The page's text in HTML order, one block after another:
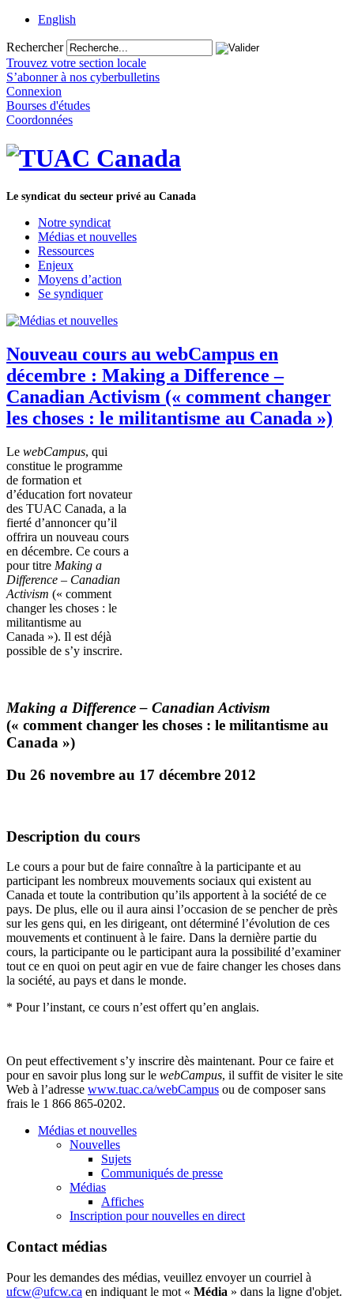
English
Rechercher
Trouvez votre section locale
S’abonner à nos cyberbulletins
Connexion
Bourses d'études
Coordonnées
Le syndicat du secteur privé au Canada
Notre syndicat
Médias et nouvelles
Ressources
Enjeux
Moyens d’action
Se syndiquer
Nouveau cours au webCampus en
décembre : Making a Difference –
Canadian Activism (« comment changer
les choses : le militantisme au Canada »)
Le webCampus, qui
constitue le programme
de formation et
d’éducation fort novateur
des TUAC Canada, a la
fierté d’annoncer qu’il
offrira un nouveau cours
en décembre. Ce cours a
pourtitre Making a
Difference – Canadian
Activism (« comment
changer les choses : le
militantisme au
Canada »). Il est déjà
possible de s’y inscrire.
Making a Difference – Canadian Activism
(« comment changer les choses : le militantisme au
Canada »)
Du 26 novembre au 17 décembre 2012
Description du cours
Le cours a pour but de faire connaître à la participante et au
participant les nombreux mouvements sociaux qui existent au
Canada et toute la contribution qu’ils apportent à la société de ce
pays. De plus, elle ou il aura ainsi l’occasion de se pencherde près
surles gens qui, en les dirigeant, ont déterminé l’évolution de ces
mouvements et continuent à le faire. Dans la dernière partie du
cours, la participante ou le participant aura la possibilité d’examiner
tout ce en quoi on peut agiren vue de faire changer les choses dans
la société, au pays et dans le monde.
* Pourl’instant, ce cours n’est offert qu’en anglais.
On peut effectivement s’y inscrire dès maintenant. Pource faire et
pour en savoir plus long surle webCampus, il suffit de visiterle site
Web à l’adresse www.tuac.ca/webCampus ou de composer sans
frais le 1 866 865-0202.
Médias et nouvelles
Nouvelles
Sujets
Communiqués de presse
Médias
Affiches
Inscription pour nouvelles en direct
Contact médias
Pour les demandes des médias, veuillez envoyer un courriel à
ufcw@ufcw.ca en indiquant le mot « Média » dans la ligne d'objet.